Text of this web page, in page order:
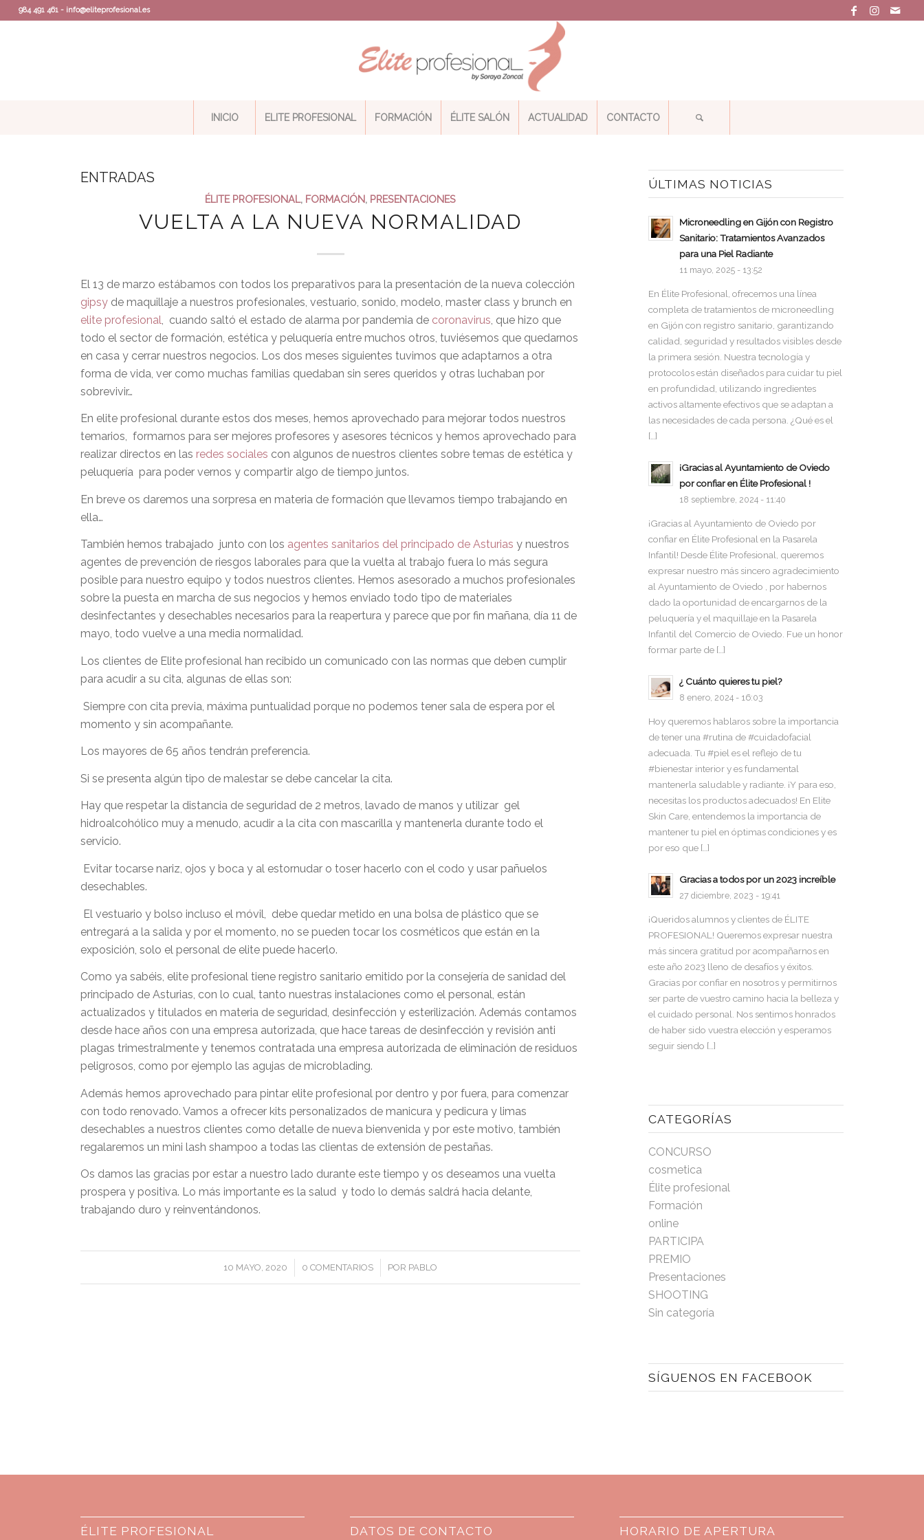
984 491 461 - info@eliteprofesional.es
INICIO ELITE PROFESIONAL FORMACIÓN ÉLITE SALÓN ACTUALIDAD CONTACTO
ENTRADAS
ÉLITE PROFESIONAL, FORMACIÓN, PRESENTACIONES
VUELTA A LA NUEVA NORMALIDAD
El 13 de marzo estábamos con todos los preparativos para la presentación de la nueva colección
gipsy de maquillaje a nuestros profesionales, vestuario, sonido, modelo, master class y brunch en
elite profesional
, cuando saltó el estado de alarma por pandemia de coronavirus , que hizo que
todo el sector de formación, estética y peluquería entre muchos otros, tuviésemos que quedarnos
en casa y cerrar nuestros negocios. Los dos meses siguientes tuvimos que adaptarnos a otra
forma de vida, ver como muchas familias quedaban sin seres queridos y otras luchaban por
sobrevivir…
En elite profesional durante estos dos meses, hemos aprovechado para mejorar todos nuestros
temarios, formarnos para ser mejores profesores y asesores técnicos y hemos aprovechado para
realizar directos en las redes sociales con algunos de nuestros clientes sobre temas de estética y
peluquería para poder vernos y compartir algo de tiempo juntos.
En breve os daremos una sorpresa en materia de formación que llevamos tiempo trabajando en
ella…
También hemos trabajado junto con los agentes sanitarios del principado de Asturias y nuestros
agentes de prevención de riesgos laborales para que la vuelta al trabajo fuera lo más segura
posible para nuestro equipo y todos nuestros clientes. Hemos asesorado a muchos profesionales
sobre la puesta en marcha de sus negocios y hemos enviado todo tipo de materiales
desinfectantes y desechables necesarios para la reapertura y parece que por fin mañana, día 11 de
mayo, todo vuelve a una media normalidad.
Los clientes de Elite profesional han recibido un comunicado con las normas que deben cumplir
para acudir a su cita, algunas de ellas son:
Siempre con cita previa, máxima puntualidad porque no podemos tener sala de espera por el
momento y sin acompañante.
Los mayores de 65 años tendrán preferencia.
Si se presenta algún tipo de malestar se debe cancelar la cita.
Hay que respetar la distancia de seguridad de 2 metros, lavado de manos y utilizar gel
hidroalcohólico muy a menudo, acudir a la cita con mascarilla y mantenerla durante todo el
servicio.
Evitar tocarse nariz, ojos y boca y al estornudar o toser hacerlo con el codo y usar pañuelos
desechables.
El vestuario y bolso incluso el móvil, debe quedar metido en una bolsa de plástico que se
entregará a la salida y por el momento, no se pueden tocar los cosméticos que están en la
exposición, solo el personal de elite puede hacerlo.
Como ya sabéis, elite profesional tiene registro sanitario emitido por la consejería de sanidad del
principado de Asturias, con lo cual, tanto nuestras instalaciones como el personal, están
actualizados y titulados en materia de seguridad, desinfección y esterilización. Además contamos
desde hace años con una empresa autorizada, que hace tareas de desinfección y revisión anti
plagas trimestralmente y tenemos contratada una empresa autorizada de eliminación de residuos
peligrosos, como por ejemplo las agujas de microblading.
Además hemos aprovechado para pintar elite profesional por dentro y por fuera, para comenzar
con todo renovado. Vamos a ofrecer kits personalizados de manicura y pedicura y limas
desechables a nuestros clientes como detalle de nueva bienvenida y por este motivo, también
regalaremos un mini lash shampoo a todas las clientas de extensión de pestañas.
Os damos las gracias por estar a nuestro lado durante este tiempo y os deseamos una vuelta
prospera y positiva. Lo más importante es la salud y todo lo demás saldrá hacia delante,
trabajando duro y reinventándonos.
10 MAYO, 2020
/ 0 COMENTARIOS
/ POR PABLO
ÚLTIMAS NOTICIAS
Microneedling en Gijón con Registro
Sanitario: Tratamientos Avanzados
para una Piel Radiante
11 mayo, 2025 - 13:52
En Élite Profesional, ofrecemos una línea
completa de tratamientos de microneedling
en Gijón con registro sanitario, garantizando
calidad, seguridad y resultados visibles desde
la primera sesión. Nuestra tecnología y
protocolos están diseñados para cuidar tu piel
en profundidad, utilizando ingredientes
activos altamente efectivos que se adaptan a
las necesidades de cada persona. ¿Qué es el
[…]
¡Gracias al Ayuntamiento de Oviedo
por confiar en Élite Profesional !
18 septiembre, 2024 - 11:40
¡Gracias al Ayuntamiento de Oviedo por
confiar en Élite Profesional en la Pasarela
Infantil! Desde Élite Profesional, queremos
expresar nuestro más sincero agradecimiento
al Ayuntamiento de Oviedo , por habernos
dado la oportunidad de encargarnos de la
peluquería y el maquillaje en la Pasarela
Infantil del Comercio de Oviedo. Fue un honor
formar parte de […]
¿ Cuánto quieres tu piel?
8 enero, 2024 - 16:03
Hoy queremos hablaros sobre la importancia
de tener una #rutina de #cuidadofacial
adecuada. Tu #piel es el reflejo de tu
#bienestar interior y es fundamental
mantenerla saludable y radiante. ¡Y para eso,
necesitas los productos adecuados! En Elite
Skin Care, entendemos la importancia de
mantener tu piel en óptimas condiciones y es
por eso que […]
Gracias a todos por un 2023 increíble
27 diciembre, 2023 - 19:41
¡Queridos alumnos y clientes de ÉLITE
PROFESIONAL! Queremos expresar nuestra
más sincera gratitud por acompañarnos en
este año 2023 lleno de desafíos y éxitos.
Gracias por confiar en nosotros y permitirnos
ser parte de vuestro camino hacia la belleza y
el cuidado personal. Nos sentimos honrados
de haber sido vuestra elección y esperamos
seguir siendo […]
CATEGORÍAS
CONCURSO
cosmetica
Élite profesional
Formación
online
PARTICIPA
PREMIO
Presentaciones
SHOOTING
Sin categoría
SÍGUENOS EN FACEBOOK
ÉLITE PROFESIONAL DATOS DE CONTACTO HORARIO DE APERTURA